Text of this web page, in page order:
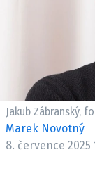
Jakub Zábranský,
Marek Novotný
8. července 2025